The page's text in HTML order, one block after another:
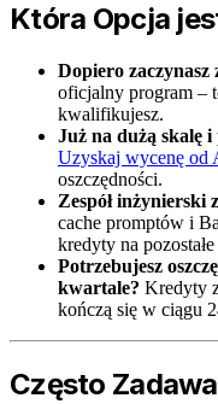
Która Opcja
Dopiero zaczynasz
oficjalny program –
kwalifikujesz.
Już na dużą skalę i
Uzyskaj wycenę od
oszczędności.
Zespół inżynierski
cache promptów i
kredyty na
Potrzebujesz
kwartale? Kredyty
kończą się w ciągu
Często